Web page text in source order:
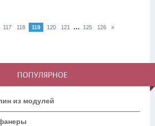
117 118 119 120 121 ... 125 126 »
ПОПУЛЯРНОЕ
из модулей